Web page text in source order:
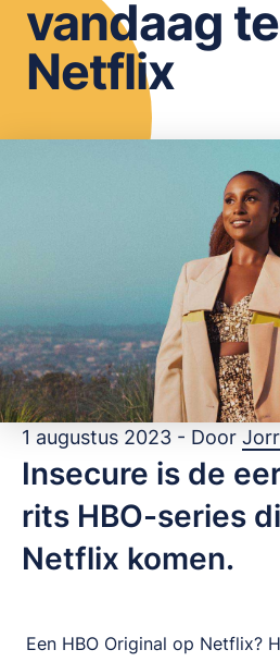
OPSLAAN
vandaag
Netflix
1 augustus 2023 - Door
Insecure is de
rits HBO-series
Netflix komen.
Een HBO Original op Netflix?